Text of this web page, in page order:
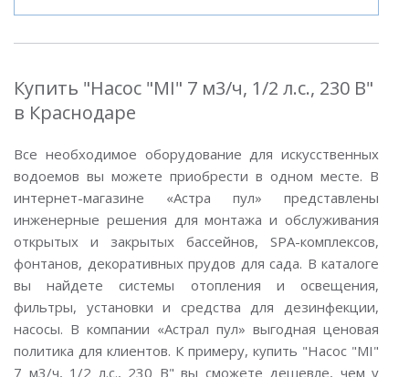
Купить "Насос "MI" 7 м3/ч, 1/2 л.с., 230 В"
в Краснодаре
Все необходимое оборудование для искусственных
водоемов вы можете приобрести в одном месте. В
интернет-магазине «Астра пул» представлены
инженерные решения для монтажа и обслуживания
открытых и закрытых бассейнов, SPA-комплексов,
фонтанов, декоративных прудов для сада. В каталоге
вы найдете системы отопления и освещения,
фильтры, установки и средства для дезинфекции,
насосы. В компании «Астрал пул» выгодная ценовая
политика для клиентов. К примеру, купить "Насос "MI"
7 м3/ч, 1/2 л.с., 230 В" вы сможете дешевле, чем у